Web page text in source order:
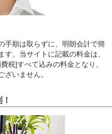
順は取らずに、明朗会計で簡
。当サイトに記載の料金は、
税]すべて込みの料金となり、
いません。